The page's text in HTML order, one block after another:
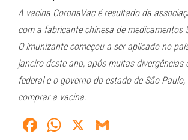
A vacina CoronaVac é resultado da
com a fabricante chinesa de medicamentos
O imunizante começou a ser aplicado no
janeiro deste ano, após muitas divergências
federal e o governo do estado de São
comprar a vacina.
Fa
W
X